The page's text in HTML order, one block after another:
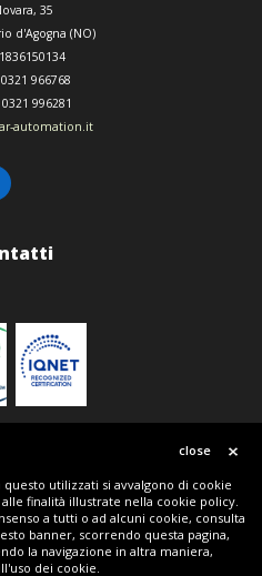
35
d'Agogna (NO)
966768
996281
automation.it
srl P.IVA IT01836150134 | Powered by Tripla
Telestar
close
utilizzati si avvalgono di cookie
finalità illustrate nella cookie policy.
a tutti o ad alcuni cookie, consulta
banner, scorrendo questa pagina,
la navigazione in altra maniera,
dei cookie.